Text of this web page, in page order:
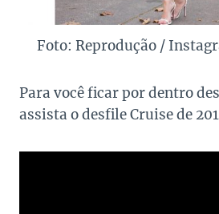
Foto: Reprodução /
Para você ficar por dentro
assista o desfile Cruise de